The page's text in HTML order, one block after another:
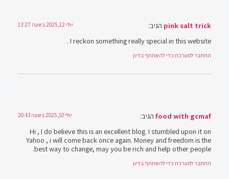
pink salt trick הגיב: יולי 12, 2025 בשעה 13:27
I reckon something really special in this website .
התחבר למערכת כדי להשתתף בדיון
food with gcmaf הגיב: יולי 10, 2025 בשעה 20:43
Hi , I do believe this is an excellent blog. I stumbled upon it on
Yahoo , i will come back once again. Money and freedom is the
best way to change, may you be rich and help other people.
התחבר למערכת כדי להשתתף בדיון